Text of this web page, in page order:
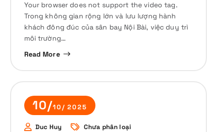
Your browser does not support the video tag.
Trong không gian rộng lớn và lưu lượng hành
khách đông đúc của sân bay Nội Bài, việc duy trì
môi trường…
Read More
10/10/ 2025
Duc Huy Chưa phân loại